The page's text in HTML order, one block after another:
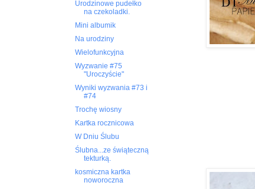
Urodzinowe pudełko
na czekoladki.
Mini albumik
Na urodziny
Wielofunkcyjna
Wyzwanie #75
"Uroczyście"
Wyniki wyzwania #73 i
#74
Trochę wiosny
Kartka rocznicowa
W Dniu Ślubu
Ślubna...ze świąteczną
tekturką.
kosmiczna kartka
noworoczna